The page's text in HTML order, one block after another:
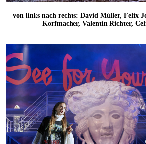
von links nach rechts: David Müller, Felix
Korfmacher, Valentin Richter,